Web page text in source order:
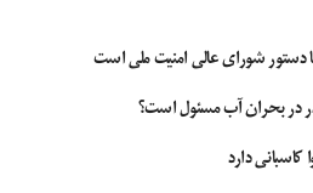
دستور شورای عالی امنیت ملی است
در بحران آب مسئول است؟
کاسبانی دارد